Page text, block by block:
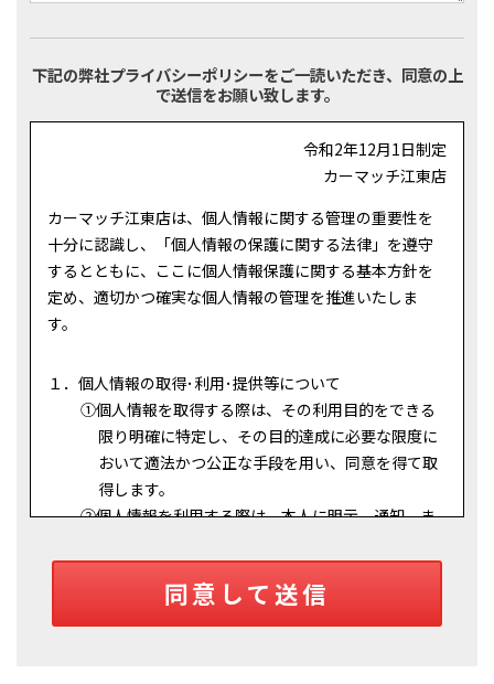
下記の弊社プライバシーポリシーをご一読いただき、同意の上
で送信をお願い致します。
令和2年12月1日制定
カーマッチ江東店
カーマッチ江東店は、個人情報に関する管理の重要性を
十分に認識し、「個人情報の保護に関する法律」を遵守
するとともに、ここに個人情報保護に関する基本方針を
定め、適切かつ確実な個人情報の管理を推進いたしま
す。
１．個人情報の取得･利用･提供等について
①個人情報を取得する際は、その利用目的をできる
限り明確に特定し、その目的達成に必要な限度に
おいて適法かつ公正な手段を用い、同意を得て取
得します。
②個人情報を利用する際は、本人に明示、通知、ま
反する目的外利用を行なわないための措置を講じ
③個人情報を第三者に提供またはその取扱いを委託
同意して送信